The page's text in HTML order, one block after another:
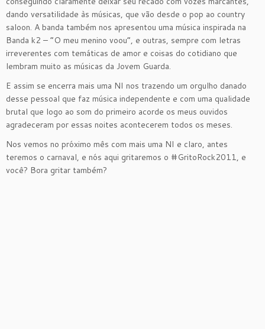
dando versatilidade às músicas, que vão desde o pop ao country
saloon. A banda também nos apresentou uma música inspirada na
Banda k2 – “O meu menino voou”, e outras, sempre com letras
irreverentes com temáticas de amor e coisas do cotidiano que
lembram muito as músicas da Jovem Guarda.
E assim se encerra mais uma NI nos trazendo um orgulho danado
desse pessoal que faz música independente e com uma qualidade
brutal que logo ao som do primeiro acorde os meus ouvidos
agradeceram por essas noites acontecerem todos os meses.
Nos vemos no próximo mês com mais uma NI e claro, antes
teremos o carnaval, e nós aqui gritaremos o #GritoRock2011, e
você? Bora gritar também?